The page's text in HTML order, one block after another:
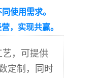
使用需求。
，实现共赢。
，可提供
定制，同时